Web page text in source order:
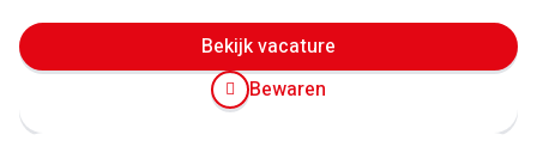
Bekijk vacature
Bewaren